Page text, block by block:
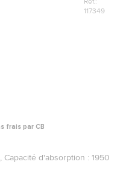
117349
frais par CB
Capacité d'absorption : 1950